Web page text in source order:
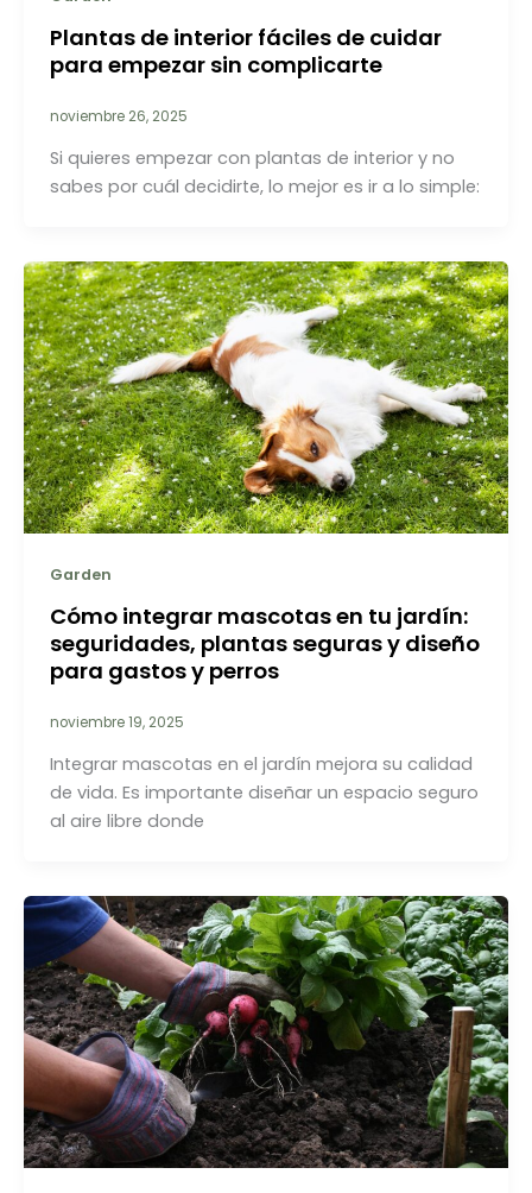
Plantas de interior fáciles de cuidar
para empezar sin complicarte
noviembre 26, 2025
Si quieres empezar con plantas de interior y no
sabes por cuál decidirte, lo mejor es ir a lo simple:
Garden
Cómo integrar mascotas en tu jardín:
seguridades, plantas seguras y diseño
para gastos y perros
noviembre 19, 2025
Integrar mascotas en el jardín mejora su calidad
de vida. Es importante diseñar un espacio seguro
al aire libre donde